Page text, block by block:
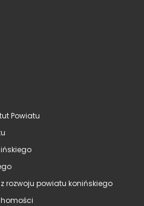
Powiatu
rozwoju powiatu konińskiego